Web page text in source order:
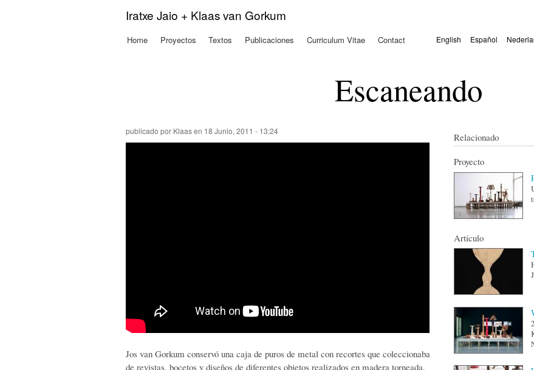
Iratxe Jaio + Klaas van Gorkum
Idiomas
English Español
Menú principal
Home Proyectos Textos Publicaciones Curriculum Vitae Contact
Escaneando
publicado por Klaasen 18 Junio, 2011 - 13:24
Jos van Gorkum conservó una caja de puros de metal con recortes que coleccionaba
de revistas, bocetos y diseños de diferentes objetos realizados en madera torneada,
Relacionado
Proyecto
Artículo